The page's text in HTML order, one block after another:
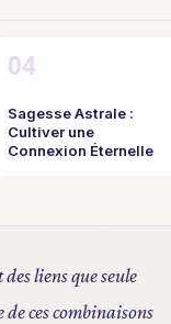
Sagesse Astrale :
Cultiver une
Connexion Éternelle
liens que seule
ces combinaisons